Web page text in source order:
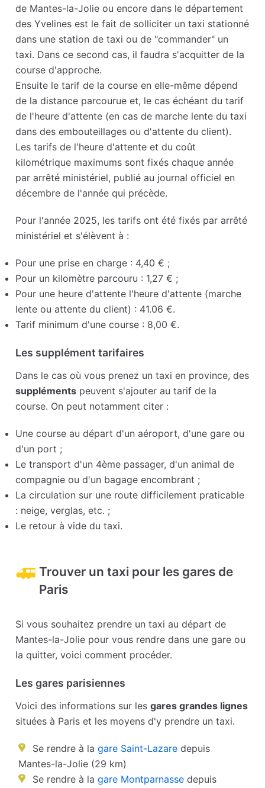
de Mantes-la-Jolie ou encore dans le département
des Yvelines est le fait de solliciter un taxi stationné
dans une station de taxi ou de "commander" un
taxi. Dans ce second cas, il faudra s'acquitter de la
course d'approche.
Ensuite le tarif de la course en elle-même dépend
de la distance parcourue et, le cas échéant du tarif
de l'heure d'attente (en cas de marche lente du taxi
dans des embouteillages ou d'attente du client).
Les tarifs de l'heure d'attente et du coût
kilométrique maximums sont fixés chaque année
par arrêté ministériel, publié au journal officiel en
décembre de l'année qui précède.
Pour l'année 2025, les tarifs ont été fixés par arrêté
ministériel et s'élèvent à :
Pour une prise en charge : 4,40 € ;
Pour un kilomètre parcouru : 1,27 € ;
Pour une heure d'attente l'heure d'attente (marche
lente ou attente du client) : 41.06 €.
Tarif minimum d'une course : 8,00 €.
Les supplément tarifaires
Dans le cas où vous prenez un taxi en province, des
suppléments peuvent s'ajouter au tarif de la
course. On peut notamment citer :
Une course au départ d'un aéroport, d'une gare ou
d'un port ;
Le transport d'un 4ème passager, d'un animal de
compagnie ou d'un bagage encombrant ;
La circulation sur une route difficilement praticable
: neige, verglas, etc. ;
Le retour à vide du taxi.
Trouver un taxi pour les gares de
Paris
Si vous souhaitez prendre un taxi au départ de
Mantes-la-Jolie pour vous rendre dans une gare ou
la quitter, voici comment procéder.
Les gares parisiennes
Voici des informations sur lesgares grandes lignes
situées à Paris et les moyens d'y prendre un taxi.
Se rendre à la gare Saint-Lazare depuis
Mantes-la-Jolie (29 km)
Se rendre à la gare Montparnasse depuis